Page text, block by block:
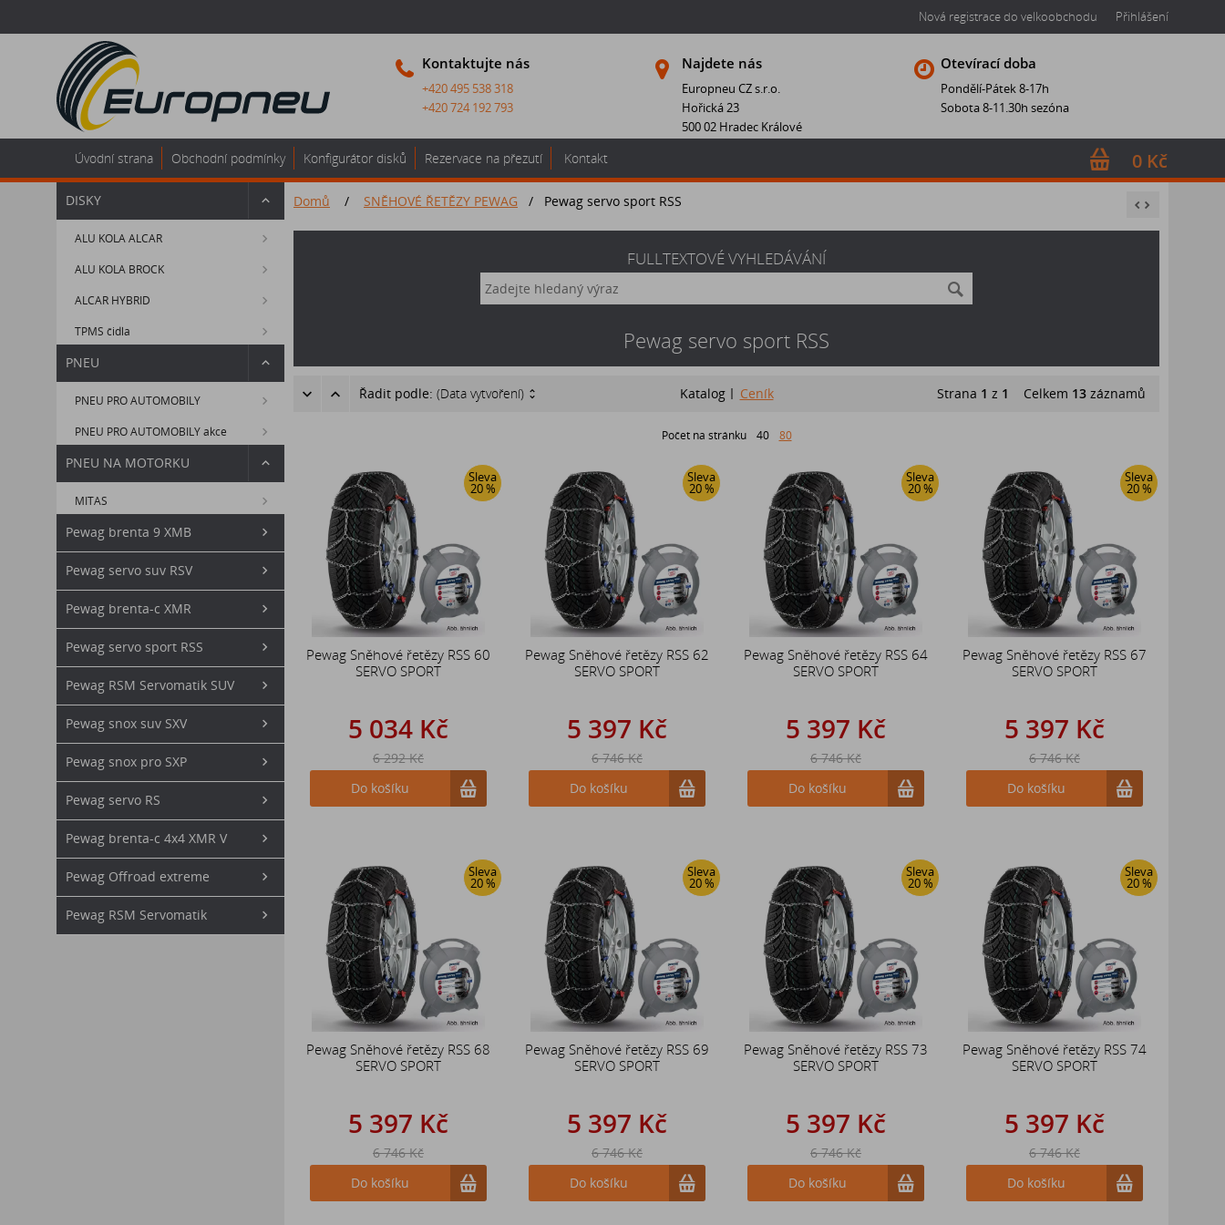
Nová registrace do velkoobchodu Přihlášení
Kontaktujte nás
+420 495 538 318
+420 724 192 793
Najdete nás
Europneu CZ s.r.o.
Hořická 23
500 02 Hradec Králové
Otevírací doba
Pondělí-Pátek 8-17h
Sobota 8-11.30h sezóna
0 Kč
Úvodní strana Obchodní podmínky Konfigurátor disků Rezervace na přezutí Kontakt
DISKY
ALU KOLA ALCAR
ALU KOLA BROCK
ALCAR HYBRID
TPMS čidla
PNEU
PNEU PRO AUTOMOBILY
PNEU PRO AUTOMOBILY akce
PNEU NA MOTORKU
MITAS
Pewag brenta 9 XMB
Pewag servo suv RSV
Pewag brenta-c XMR
Pewag servo sport RSS
Pewag RSM Servomatik SUV
Pewag snox suv SXV
Pewag snox pro SXP
Pewag servo RS
Pewag brenta-c 4x4 XMR V
Pewag Offroad extreme
Pewag RSM Servomatik
Domů / SNĚHOVÉ ŘETĚZY PEWAG / Pewag servo sport RSS
FULLTEXTOVÉ VYHLEDÁVÁNÍ
Pewag servo sport RSS
Řadit podle: (Data vytvoření) Katalog Ceník Strana 1 z 1 Celkem 13 záznamů
Počet na stránku 40 80
Sleva
20 %
Pewag Sněhové řetězy RSS 60
SERVO SPORT
5 034 Kč
6 292 Kč
Do košíku
Sleva
20 %
Pewag Sněhové řetězy RSS 62
SERVO SPORT
5 397 Kč
6 746 Kč
Do košíku
Sleva
20 %
Pewag Sněhové řetězy RSS 64
SERVO SPORT
5 397 Kč
6 746 Kč
Do košíku
Sleva
20 %
Pewag Sněhové řetězy RSS 67
SERVO SPORT
5 397 Kč
6 746 Kč
Do košíku
Sleva
20 %
Pewag Sněhové řetězy RSS 68
SERVO SPORT
5 397 Kč
6 746 Kč
Do košíku
Sleva
20 %
Pewag Sněhové řetězy RSS 69
SERVO SPORT
5 397 Kč
6 746 Kč
Do košíku
Sleva
20 %
Pewag Sněhové řetězy RSS 73
SERVO SPORT
5 397 Kč
6 746 Kč
Do košíku
Sleva
20 %
Pewag Sněhové řetězy RSS 74
SERVO SPORT
5 397 Kč
6 746 Kč
Do košíku